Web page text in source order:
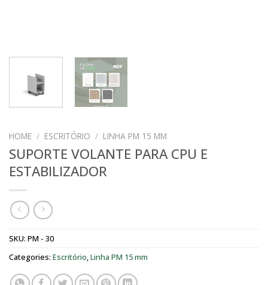
HOME / ESCRITÓRIO / LINHA PM 15 MM
SUPORTE VOLANTE PARA CPU E
ESTABILIZADOR
SKU: PM - 30
Categories: Escritório,Linha PM 15 mm